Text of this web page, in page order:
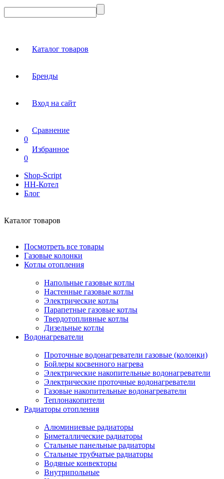
Каталог товаров
Бренды
Вход на сайт
Сравнение
0
Избранное
0
Shop-Script
НН-Котел
Блог
Каталог товаров
Посмотреть все товары
Газовые колонки
Котлы отопления
Напольные газовые котлы
Настенные газовые котлы
Электрические котлы
Парапетные газовые котлы
Твердотопливные котлы
Дизельные котлы
Водонагреватели
Проточные водонагреватели газовые (колонки)
Бойлеры косвенного нагрева
Электрические накопительные водонагреватели
Электрические проточные водонагреватели
Газовые накопительные водонагреватели
Теплонакопители
Радиаторы отопления
Алюминиевые радиаторы
Биметаллические радиаторы
Стальные панельные радиаторы
Стальные трубчатые радиаторы
Водяные конвекторы
Внутрипольные